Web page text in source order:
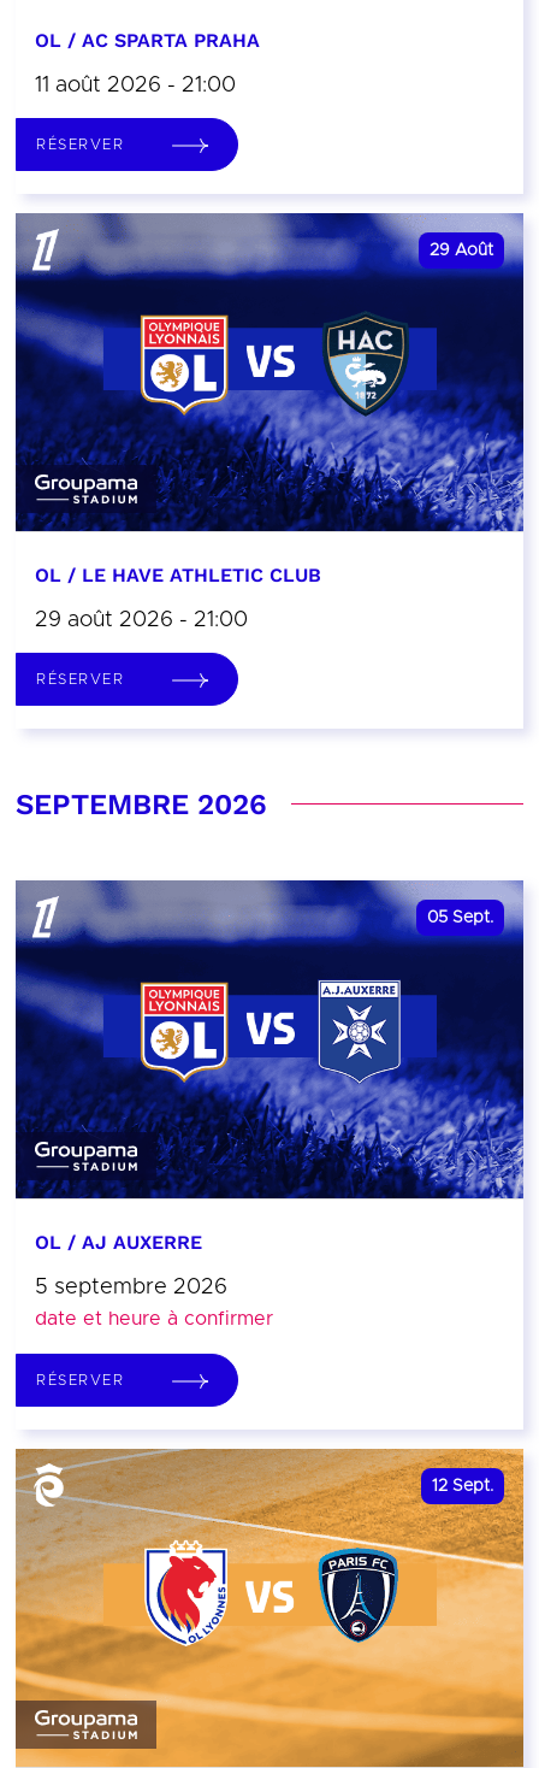
OL / AC SPARTA PRAHA
11 août 2026 - 21:00
RÉSERVER
29 Août
OL / LE HAVE ATHLETIC CLUB
29 août 2026 - 21:00
RÉSERVER
SEPTEMBRE 2026
05 Sept.
OL / AJ AUXERRE
5 septembre 2026
date et heure à confirmer
RÉSERVER
12 Sept.